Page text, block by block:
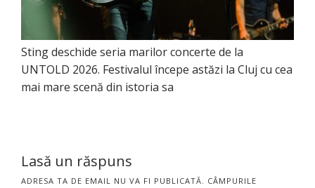
Sting deschide seria marilor concerte de la
UNTOLD 2026. Festivalul începe astăzi la Cluj cu cea
mai mare scenă din istoria sa
Lasă un răspuns
ADRESA TA DE EMAIL NU VA FI PUBLICATĂ. CÂMPURILE